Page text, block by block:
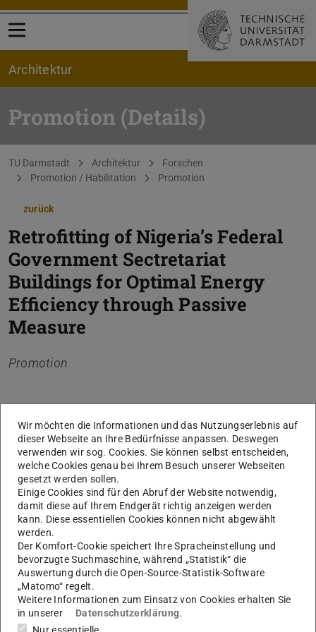
Menü öffnen
Architektur
Promotion (Details)
Sie befinden sich hier:
TU Darmstadt Architektur
Forschen
Promotion / Habilitation
Promotion
zurück
Retrofitting of Nigeria’s Federal
Government Sectretariat
Buildings for Optimal Energy
Efficiency through Passive
Measure
Promotion
Kerndaten
KONTAKT
Weitere Daten
07.11.2017
Angenommen am
07.11.2017
Wir möchten die Informationen und das Nutzungserlebnis auf
dieser Webseite an Ihre Bedürfnisse anpassen. Deswegen
verwenden wir sog. Cookies. Sie können selbst entscheiden,
welche Cookies genau bei Ihrem Besuch unserer Webseiten
gesetzt werden sollen.
Einige Cookies sind für den Abruf der Website notwendig,
damit diese auf Ihrem Endgerät richtig anzeigen werden
kann. Diese essentiellen Cookies können nicht abgewählt
werden.
Der Komfort-Cookie speichert Ihre Spracheinstellung und
bevorzugte Suchmaschine, während „Statistik“ die
Auswertung durch die Open-Source-Statistik-Software
„Matomo“ regelt.
Weitere Informationen zum Einsatz von Cookies erhalten Sie
in unserer
Datenschutzerklärung.